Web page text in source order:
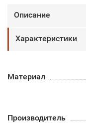
Описание
Характеристики
Материал
Производитель